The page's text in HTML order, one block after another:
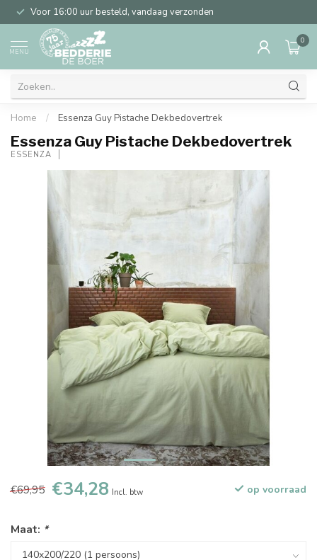
Voor 16:00 uur besteld, vandaag verzonden
MENU
0
Home / Essenza Guy Pistache Dekbedovertrek
Essenza Guy Pistache Dekbedovertrek
ESSENZA
€69,95 €34,28 Incl. btw op voorraad
Maat: *